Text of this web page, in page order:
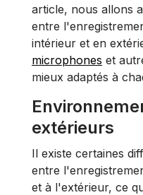
article, nous allons
entre
intérieur et en
microphones et
mieux adaptés à
extérieurs
Il existe certaines
entre
et à l'extérieur, ce